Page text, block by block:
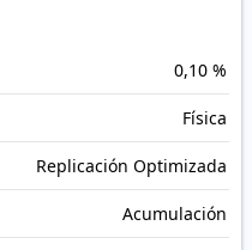
0,10 %
Física
Replicación Optimizada
Acumulación